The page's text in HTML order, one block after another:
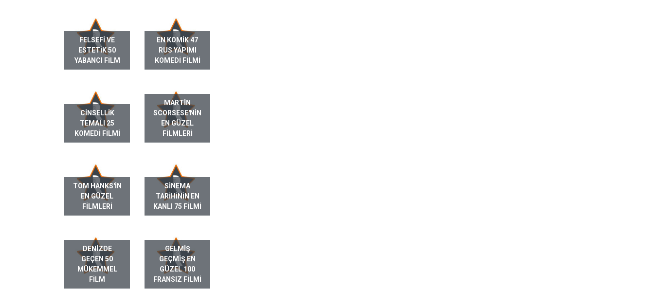
FELSEFI VE
ESTETIK 50
YABANCI FILM
EN KOMIK 47
RUS YAPIMI
KOMEDI FILMI
CINSELLIK
TEMALI 25
KOMEDI FILMI
MARTIN
SCORSESE'NIN
EN GÜZEL
FILMLERI
TOM HANKS'IN
EN GÜZEL
FILMLERI
SINEMA
TARIHININ EN
KANLI 75 FILMI
DENIZDE
GEÇEN 50
MÜKEMMEL
FILM
GELMIŞ
GEÇMIŞ EN
GÜZEL 100
FRANSIZ FILMI